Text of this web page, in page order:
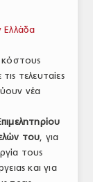
κόστους
τελευταίες
νέα
του, για
τους
και για